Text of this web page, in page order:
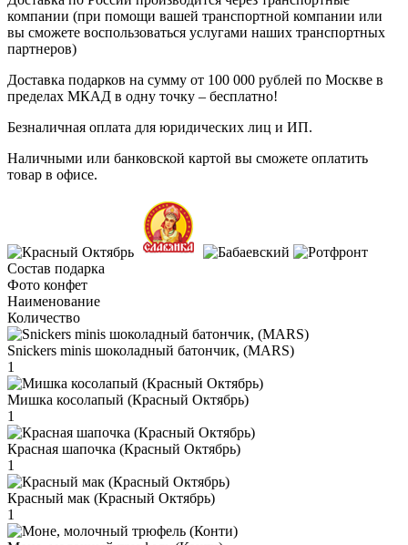
компании (при помощи вашей транспортной компании или
вы сможете воспользоваться услугами наших транспортных
партнеров)
Доставка подарков на сумму от 100 000 рублей по Москве в
пределах МКАД в одну точку – бесплатно!
Безналичная оплата для юридических лиц и ИП.
Наличными или банковской картой вы сможете оплатить
товар в офисе.
Состав подарка
Фото конфет
Наименование
Количество
Snickers minis шоколадный батончик, (MARS)
1
Мишка косолапый (Красный Октябрь)
1
Красная шапочка (Красный Октябрь)
1
Красный мак (Красный Октябрь)
1